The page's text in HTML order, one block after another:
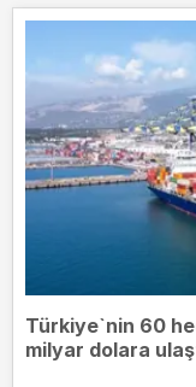
Türkiye`nin 60
milyar dolara